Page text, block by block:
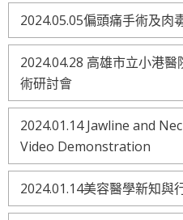
2024.05.05偏頭痛手術及肉
2024.04.28 高雄市立小港
術研討會
2024.01.14 Jawline and
Video Demonstration
2024.01.14美容醫學新知與